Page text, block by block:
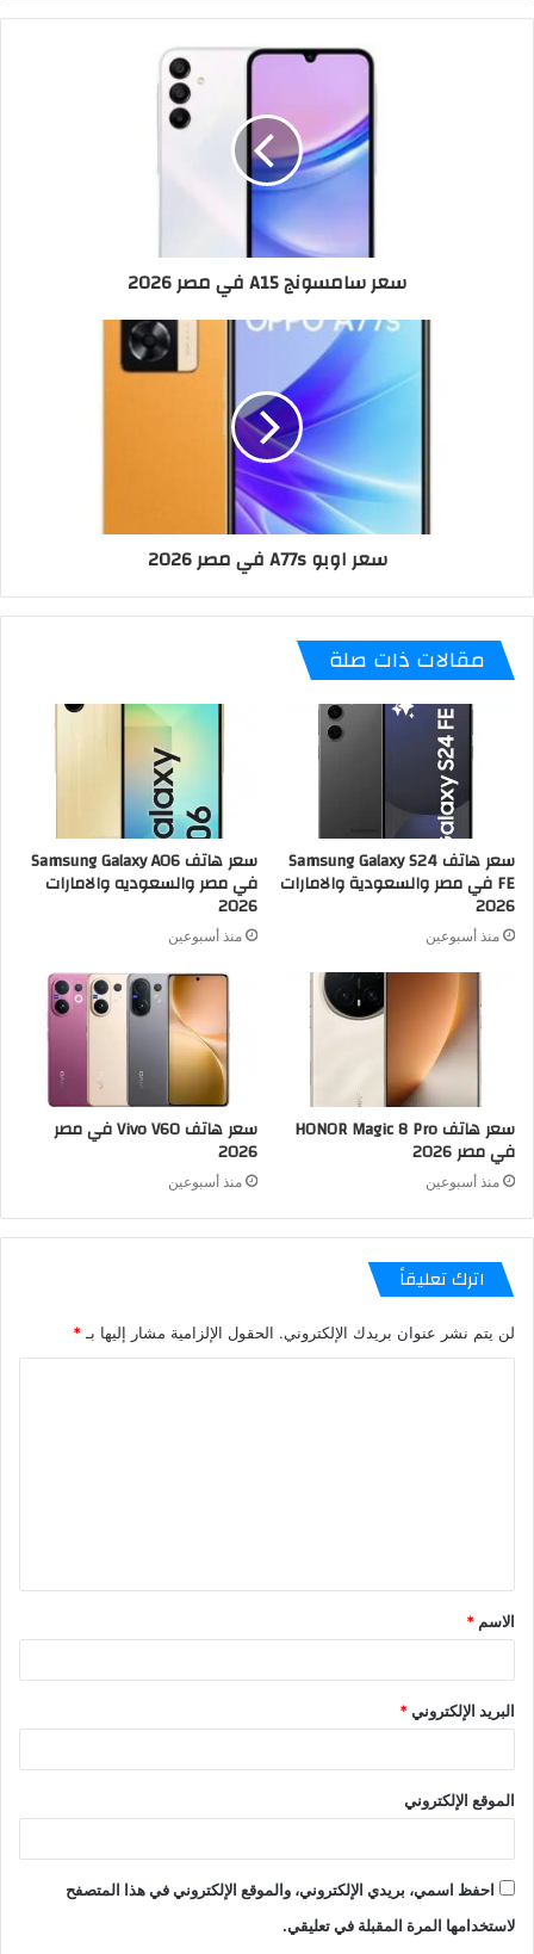
سعر سامسونج A15 في مصر 2026
سعر اوبو A77s في مصر 2026
مقالات ذات صلة
سعر هاتف Samsung Galaxy S24
FE في مصر والسعودية والامارات
2026
منذ أسبوعين
سعر هاتف Samsung Galaxy A06
في مصر والسعوديه والامارات
2026
منذ أسبوعين
سعر هاتف HONOR Magic 8 Pro
في مصر 2026
منذ أسبوعين
سعر هاتف Vivo V60 في مصر
2026
منذ أسبوعين
اترك تعليقاً
لن يتم نشر عنوان بريدك الإلكتروني. الحقول الإلزامية مشار إليها بـ *
الاسم *
البريد الإلكتروني*
الموقع الإلكتروني
احفظ اسمي، بريدي الإلكتروني، والموقع الإلكتروني في هذا المتصفح
لاستخدامها المرة المقبلة في تعليقي.